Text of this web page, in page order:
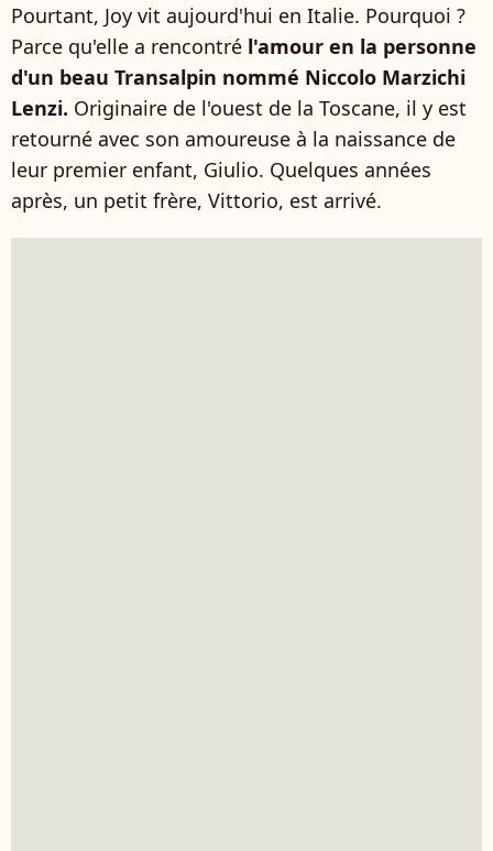
Pourtant, Joy vit aujourd'hui en Italie. Pourquoi ?
Parce qu'elle a rencontré l'amour en la personne
d'un beau Transalpin nommé Niccolo Marzichi
Lenzi. Originaire de l'ouest de la Toscane, il y est
retourné avec son amoureuse à la naissance de
leur premier enfant, Giulio. Quelques années
après, un petit frère, Vittorio, est arrivé.